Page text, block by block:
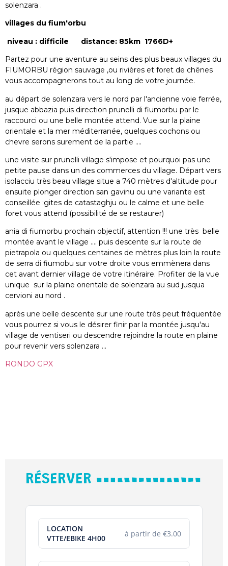
solenzara .
villages du fium'orbu
niveau : difficile distance: 85km 1766D+
Partez pour une aventure au seins des plus beaux villages du
FIUMORBU région sauvage ,ou rivières et foret de chênes
vous accompagnerons tout au long de votre journée.
au départ de solenzara vers le nord par l'ancienne voie ferrée,
jusque abbazia puis direction prunelli di fiumorbu par le
raccourci ou une belle montée attend. Vue sur la plaine
orientale et la mer méditerranée, quelques cochons ou
chevre serons surement de la partie ....
une visite sur prunelli village s'impose et pourquoi pas une
petite pause dans un des commerces du village. Départ vers
isolacciu très beau village situe a 740 mètres d'altitude pour
ensuite plonger direction san gavinu ou une variante est
conseillée :gites de catastaghju ou le calme et une belle
foret vous attend (possibilité de se restaurer)
ania di fiumorbu prochain objectif, attention !!! une très belle
montée avant le village .... puis descente sur la route de
pietrapola ou quelques centaines de mètres plus loin la route
de serra di fiumobu sur votre droite vous emmènera dans
cet avant dernier village de votre itinéraire. Profiter de la vue
unique sur la plaine orientale de solenzara au sud jusqua
cervioni au nord .
après une belle descente sur une route très peut fréquentée
vous pourrez si vous le désirer finir par la montée jusqu'au
village de ventiseri ou descendre rejoindre la route en plaine
pour revenir vers solenzara ...
RONDO GPX
RÉSERVER
LOCATION
VTTE/EBIKE 4H00
à partir de €3.00